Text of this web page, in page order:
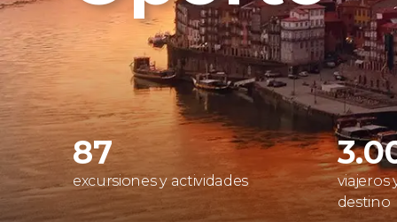
Turquía
87
excursiones y actividades
viajeros
destino